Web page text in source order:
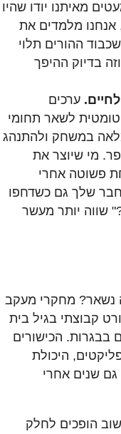
מאיתנו יודו שהיו
מלמדים את
ההורים תלוי
בדיוק ההיפך
ערכים
לשאר תחומי
מלאה במשחק ולהתנהג
מי שיוצר את
פשוטה אחרי
שלך גם כשדחפו
שווה יותר מעשר
נשאר? מחקרי מעקב
קבוצתי בגיל בית
הכישורים
היכולת
גם שנים אחרי
הופכים לחלק